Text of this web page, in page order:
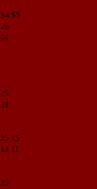
S4 S5
26
24
25
21
25 15
14 11
25